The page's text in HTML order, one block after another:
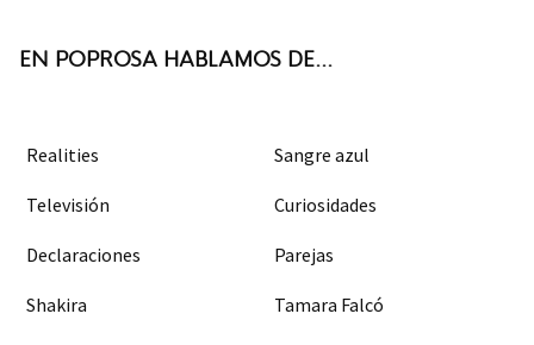
EN POPROSA HABLAMOS DE...
Realities Sangre azul
Televisión Curiosidades
Declaraciones Parejas
Shakira Tamara Falcó